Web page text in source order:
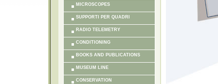
MICROSCOPES
SUPPORTI PER QUADRI
RADIO TELEMETRY
CONDITIONING
BOOKS AND PUBLICATIONS
MUSEUM LINE
CONSERVATION